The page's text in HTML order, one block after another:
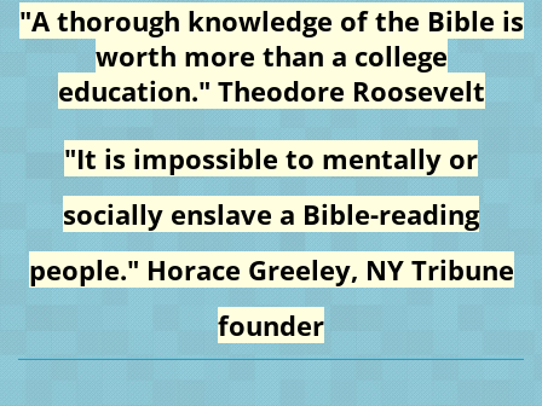
"A thorough knowledge of the Bible is
worth more than a college
education." Theodore Roosevelt
"It is impossible to mentally or
socially enslave a Bible-reading
people." Horace Greeley, NY Tribune
founder